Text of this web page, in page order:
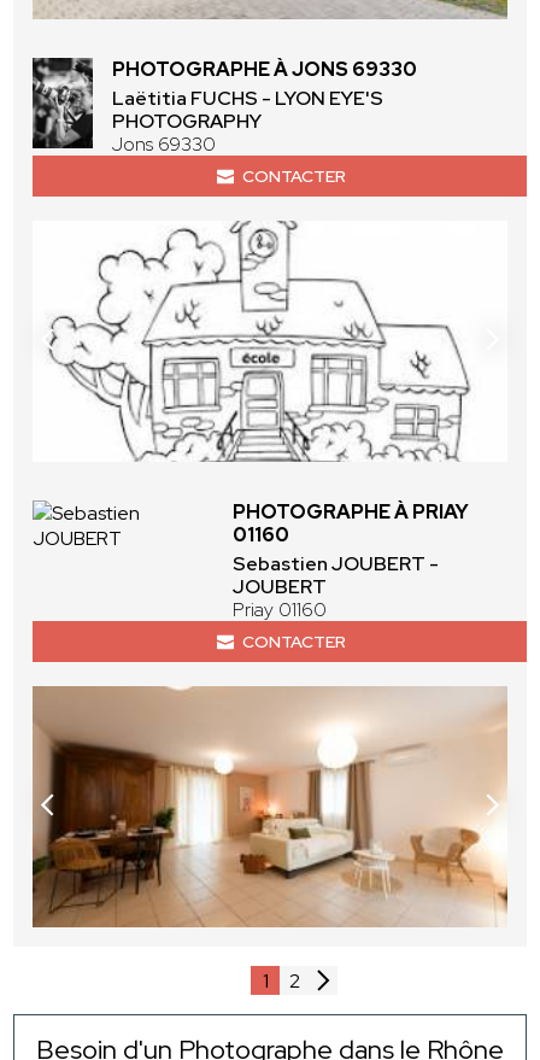
PHOTOGRAPHE À JONS 69330
Laëtitia FUCHS - LYON EYE'S
PHOTOGRAPHY
Jons 69330
CONTACTER
PHOTOGRAPHE À PRIAY
01160
Sebastien JOUBERT -
JOUBERT
Priay 01160
CONTACTER
1 2
Besoin d'un Photographe dans le Rhône